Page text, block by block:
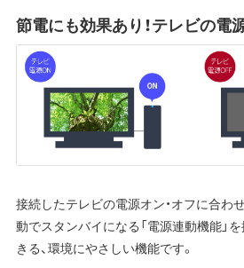
節電にも効果あり！テレビの電
接続したテレビの電源オン・オフに合わ
動でスタンバイになる「電源連動機能」
きる、環境にやさしい機能です。